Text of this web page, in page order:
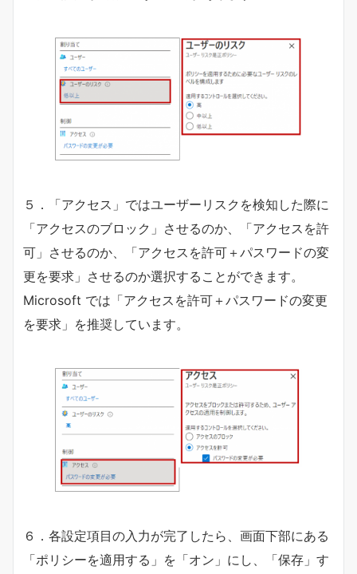
５．「アクセス」ではユーザーリスクを検知した際に
「アクセスのブロック」させるのか、「アクセスを許
可」させるのか、「アクセスを許可＋パスワードの変
更を要求」させるのか選択することができます。
Microsoft では「アクセスを許可＋パスワードの変更
を要求」を推奨しています。
６．各設定項目の入力が完了したら、画面下部にある
「ポリシーを適用する」を「オン」にし、「保存」す